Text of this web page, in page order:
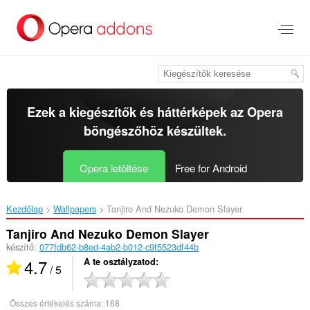
Ezek a kiegészítők és háttérképek azOpera
böngészőhözkészültek.
Opera letöltése Free for Android
Kezdőlap Wallpapers Tanjiro And Nezuko Demon Slayer‎
Tanjiro And Nezuko Demon Slayer
készítő: 077fdb62-b8ed-4ab2-b012-c9f5523df44b
4.7/ 5 A te osztályzatod
Összes értékelés száma: 168